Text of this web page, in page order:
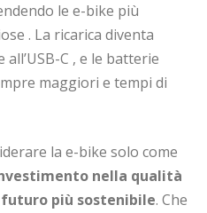
le e-bike più
. La ricarica diventa
C , e le batterie
maggiori e tempi di
la e-bike solo come
nella qualità
più sostenibile. Che